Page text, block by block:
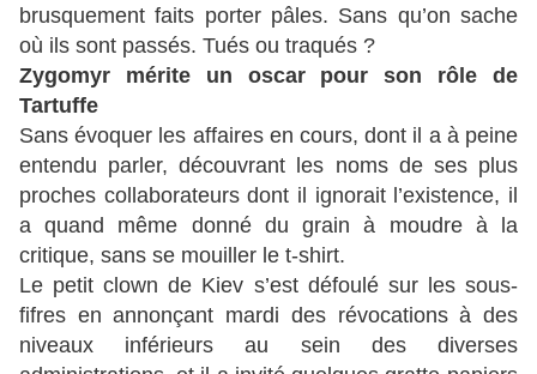
brusquement faits porter pâles. Sans qu’on sache
où ils sont passés. Tués ou traqués ?
Zygomyr mérite un oscar pour son rôle de
Tartuffe
Sans évoquer les affaires en cours, dont il a à peine
entendu parler, découvrant les noms de ses plus
proches collaborateurs dont il ignorait l’existence, il
a quand même donné du grain à moudre à la
critique, sans se mouiller le t-shirt.
Le petit clown de Kiev s’est défoulé sur les sous-
fifres en annonçant mardi des révocations à des
niveaux inférieurs au sein des diverses